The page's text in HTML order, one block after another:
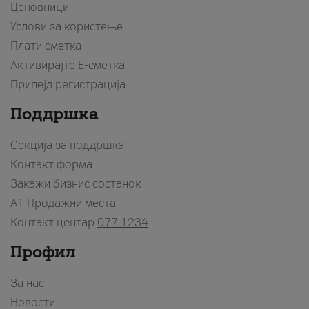
Ценовници
Услови за користење
Плати сметка
Активирајте Е-сметка
Припејд регистрација
Поддршка
Секција за поддршка
Контакт форма
Закажи бизнис состанок
A1 Продажни места
Контакт центар 077 1234
Профил
За нас
Новости